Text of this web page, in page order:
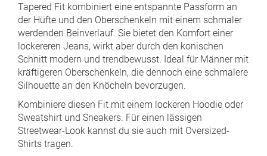
Tapered Fit kombiniert eine entspannte Passform an
der Hüfte und den Oberschenkeln mit einem schmaler
werdenden Beinverlauf. Sie bietet den Komfort einer
lockereren Jeans, wirkt aber durch den konischen
Schnitt modern und trendbewusst. Ideal für Männer mit
kräftigeren Oberschenkeln, die dennoch eine schmalere
Silhouette an den Knöcheln bevorzugen.
Kombiniere diesen Fit mit einem lockeren Hoodie oder
Sweatshirt und Sneakers. Für einen lässigen
Streetwear-Look kannst du sie auch mit Oversized-
Shirts tragen.